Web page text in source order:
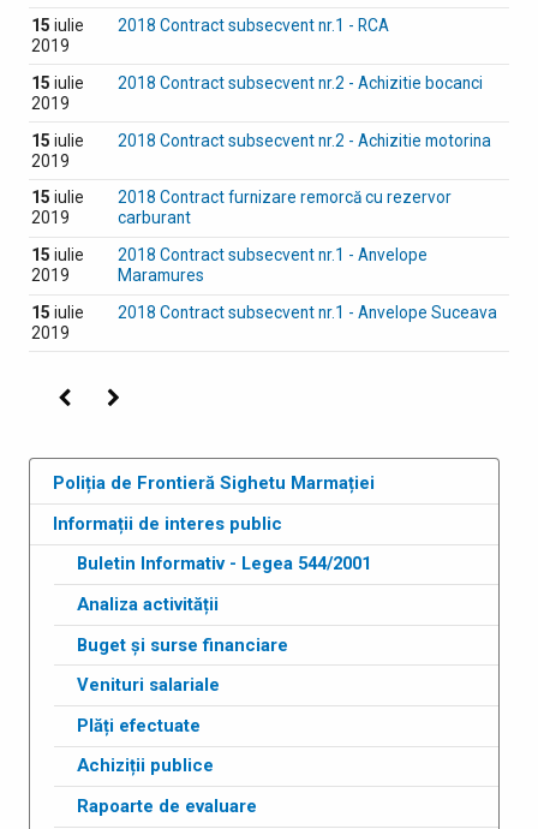
15 iulie
2019
2018 Contract subsecvent nr.1 - RCA
15 iulie
2019
2018 Contract subsecvent nr.2 - Achizitie bocanci
15 iulie
2019
2018 Contract subsecvent nr.2 - Achizitie motorina
15 iulie
2019
2018 Contract furnizare remorcă cu rezervor
carburant
15 iulie
2019
2018 Contract subsecvent nr.1 - Anvelope
Maramures
15 iulie
2019
2018 Contract subsecvent nr.1 - Anvelope Suceava
Precedenta
Poliția de Frontieră Sighetu Marmației
Informații de interes public
Buletin Informativ - Legea 544/2001
Analiza activității
Buget și surse financiare
Venituri salariale
Plăți efectuate
Achiziții publice
Rapoarte de evaluare